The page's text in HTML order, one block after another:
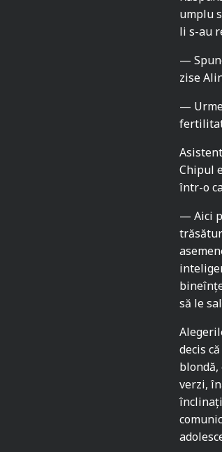
umplu
li s-au
—
zise
—
Chipul
într-o
— Aici
să le
decis
verzi,